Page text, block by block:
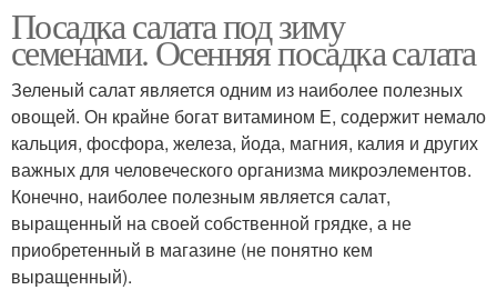
Посадка салата под зиму
семенами. Осенняя посадка салата
Зеленый салат является одним из наиболее полезных
овощей. Он крайне богат витамином Е, содержит немало
кальция, фосфора, железа, йода, магния, калия и других
важных для человеческого организма микроэлементов.
Конечно, наиболее полезным является салат,
выращенный на своей собственной грядке, а не
приобретенный в магазине (не понятно кем
выращенный).